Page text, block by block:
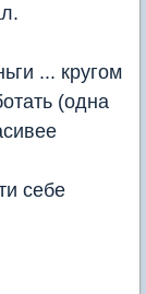
... кругом
(одна
себе